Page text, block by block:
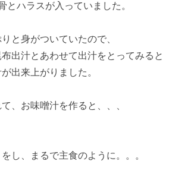
とハラスが入っていました。
と身がついていたので、
出汁とあわせて出汁をとってみると
出来上がりました。
、お味噌汁を作ると、、、
し、まるで主食のように。。。